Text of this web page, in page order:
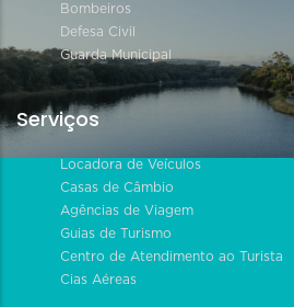
Bombeiros
Defesa Civil
Guarda Municipal
Serviços
Locadora de Veículos
Casas de Câmbio
Agências de Viagem
Guias de Turismo
Centro de Atendimento ao Turista
Cias Aéreas